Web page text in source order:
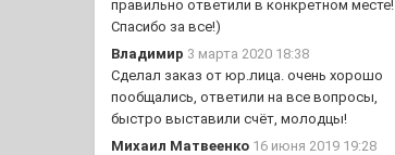
правильно ответили в конкретном месте!
Спасибо за все!)
Владимир 3 марта 2020 18:38
Сделал заказ от юр.лица. очень хорошо
пообщались, ответили на все вопросы,
быстро выставили счёт, молодцы!
Михаил Матвеенко 16 июня 2019 19:28